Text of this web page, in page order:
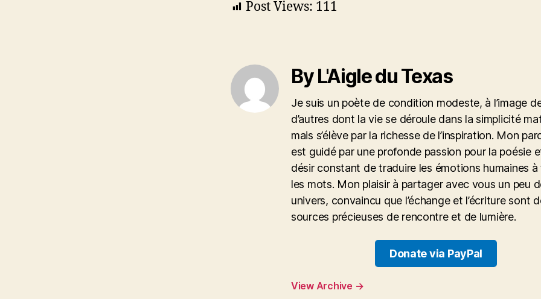
Post Views: 111
By L'Aigle du Texas
Je suis un poète de condition modeste, à l’image
d’autres dont la vie se déroule dans la simplicité
mais s’élève par la richesse de l’inspiration. Mon
est guidé par une profonde passion pour la poésie
désir constant de traduire les émotions humaines à
les mots. Mon plaisir à partager avec vous un peu
univers, convaincu que l’échange et l’écriture sont
sources précieuses de rencontre et de lumière.
Donate via PayPal
View Archive →